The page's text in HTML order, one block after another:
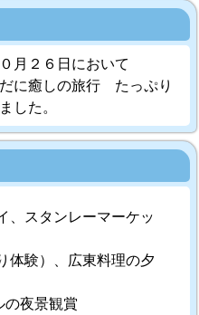
月２６日において
に癒しの旅行 たっぷり
した。
、スタンレーマーケッ
体験）、広東料理の夕
の夜景観賞